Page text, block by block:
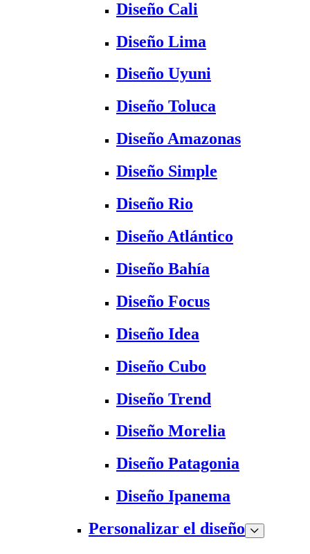
Diseño Cali
Diseño Lima
Diseño Uyuni
Diseño Toluca
Diseño Amazonas
Diseño Simple
Diseño Rio
Diseño Atlántico
Diseño Bahía
Diseño Focus
Diseño Idea
Diseño Cubo
Diseño Trend
Diseño Morelia
Diseño Patagonia
Diseño Ipanema
Personalizar el diseño